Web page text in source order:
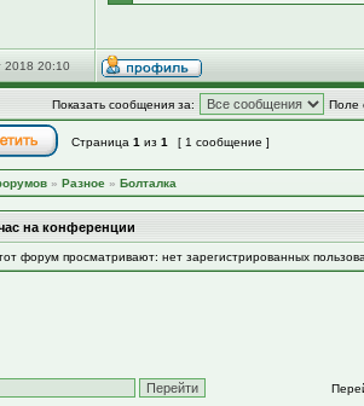
2018 20:10
Показать сообщения за: Поле
Страница 1 из 1 [ 1 сообщение ]
» Разное » Болталка
на конференции
форум просматривают: нет зарегистрированных